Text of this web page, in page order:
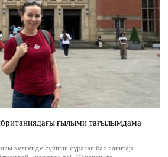
ғылыми тағылымдама
келгенде сүйінші сұраған бас санитар